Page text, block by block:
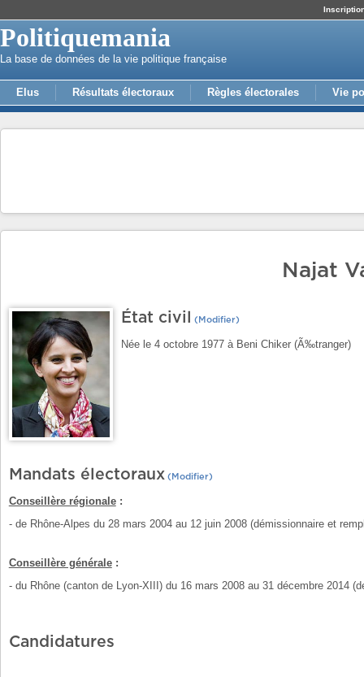
Politiquemania
La base de données de la vie politique française
Elus Résultats électoraux Règles électorales Vie
Najat
État civil (Modifier)
Née le 4 octobre 1977 à Beni Chiker (Ã‰tranger)
Mandats électoraux(Modifier)
Conseillère régionale:
- de Rhône-Alpes du 28 mars 2004 au 12 juin 2008 (démissionnaire et
Conseillère générale:
- du Rhône (canton de Lyon-XIII) du 16 mars 2008 au 31 décembre 2014
Candidatures